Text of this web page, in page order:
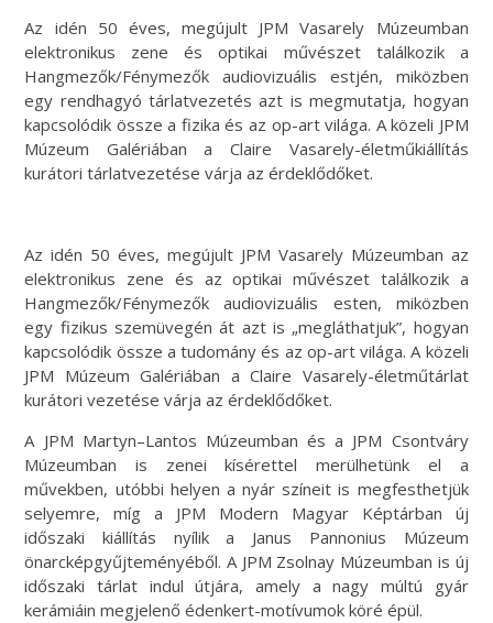
Az idén 50 éves, megújult JPM Vasarely Múzeumban
elektronikus zene és optikai művészet találkozik a
Hangmezők/Fénymezők audiovizuális estjén, miközben
egy rendhagyó tárlatvezetés azt is megmutatja, hogyan
kapcsolódik össze a fizika és az op-art világa. A közeli JPM
Múzeum Galériában a Claire Vasarely-életműkiállítás
kurátori tárlatvezetése várja az érdeklődőket.
Az idén 50 éves, megújult JPM Vasarely Múzeumban az
elektronikus zene és az optikai művészet találkozik a
Hangmezők/Fénymezők audiovizuális esten, miközben
egy fizikus szemüvegén át azt is „megláthatjuk”, hogyan
kapcsolódik össze a tudomány és az op-art világa. A közeli
JPM Múzeum Galériában a Claire Vasarely-életműtárlat
kurátori vezetése várja az érdeklődőket.
A JPM Martyn–Lantos Múzeumban és a JPM Csontváry
Múzeumban is zenei kísérettel merülhetünk el a
művekben, utóbbi helyen a nyár színeit is megfesthetjük
selyemre, míg a JPM Modern Magyar Képtárban új
időszaki kiállítás nyílik a Janus Pannonius Múzeum
önarcképgyűjteményéből. A JPM Zsolnay Múzeumban is új
időszaki tárlat indul útjára, amely a nagy múltú gyár
kerámiáin megjelenő édenkert-motívumok köré épül.